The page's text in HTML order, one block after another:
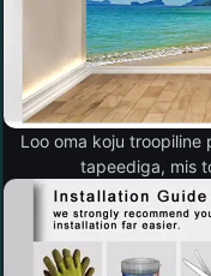
Loo oma koju troopiline
tapeediga, mis